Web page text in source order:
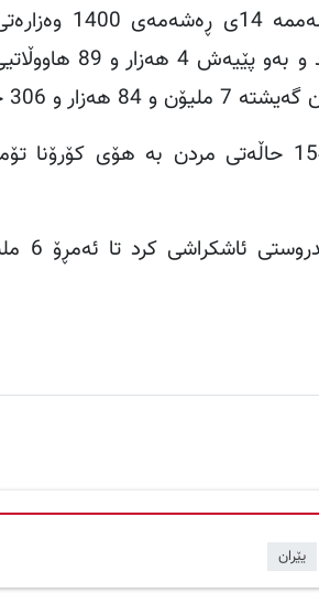
بەپێی هەواڵی
و 306 حاڵەت
لە ماوەی 24 کاتژمێری ڕابردوودا 154 حاڵەتی
یێران